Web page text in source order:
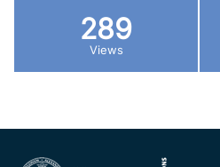
289
Views